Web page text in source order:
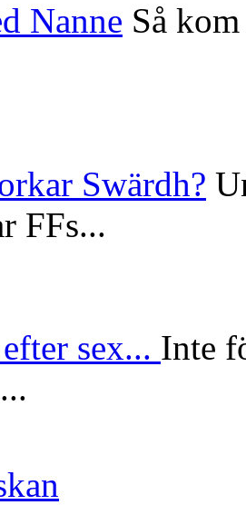
Nanne Så
Swärdh?
FFs...
sex... Inte